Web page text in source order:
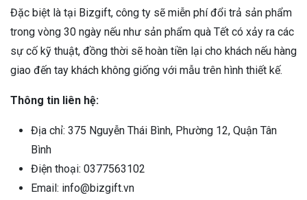
Đặc biệt là tại Bizgift, công ty sẽ miễn phí đổi trả sản phẩm
trong vòng 30 ngày nếu như sản phẩm quà Tết có xảy ra các
sự cố kỹ thuật, đồng thời sẽ hoàn tiền lại cho khách nếu hàng
giao đến tay khách không giống với mẫu trên hình thiết kế.
Thông tin liên hệ:
Địa chỉ: 375 Nguyễn Thái Bình, Phường 12, Quận Tân
Bình
Điện thoại: 0377563102
Email: info@bizgift.vn